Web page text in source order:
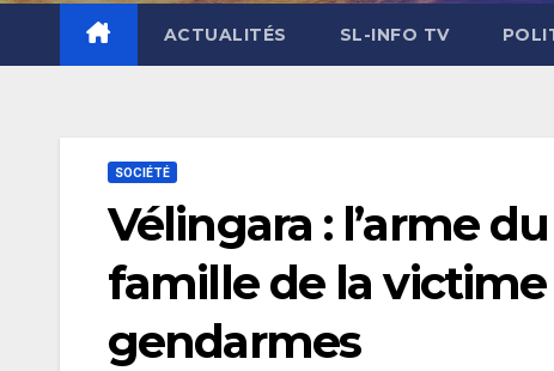
ACTUALITÉS SL-INFO TV
SOCIÉTÉ
Vélingara : l’arme
famille de la
gendarmes